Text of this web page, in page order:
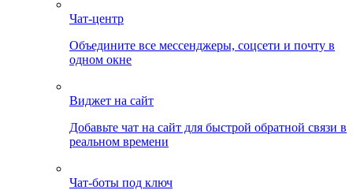
Чат-центр
Объедините все мессенджеры, соцсети и почту в
одном окне
Виджет на сайт
Добавьте чат на сайт для быстрой обратной связи в
реальном времени
Чат-боты под ключ